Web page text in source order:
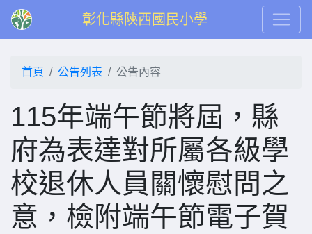
彰化縣陝西國民小學
首頁 公告列表 公告內容
115年端午節將屆，縣
府為表達對所屬各級學
校退休人員關懷慰問之
意，檢附端午節電子賀